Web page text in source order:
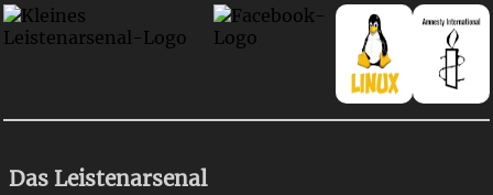
Das Leistenarsenal